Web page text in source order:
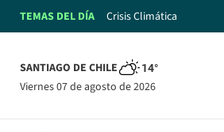
TEMAS DEL DÍA Crisis Climática
SANTIAGO DE CHILE 14°
viernes 07 de agosto de 2026